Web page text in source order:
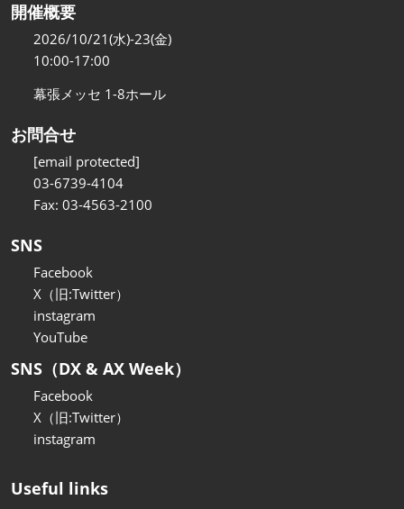
開催概要
2026/10/21(水)-23(金)
10:00-17:00
幕張メッセ 1-8ホール
お問合せ
[email protected]
03-6739-4104
Fax: 03-4563-2100
SNS
Facebook
X（旧:Twitter）
instagram
YouTube
SNS（DX & AX Week）
Facebook
X（旧:Twitter）
instagram
Useful links